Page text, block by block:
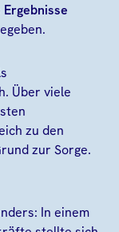
Über viele
zu den
zur Sorge.
In einem